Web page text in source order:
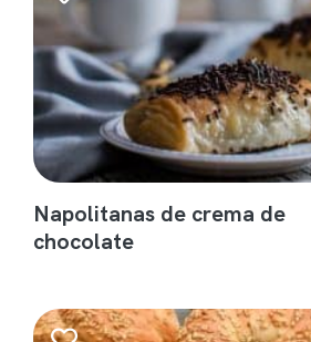
Napolitanas de crema de
chocolate